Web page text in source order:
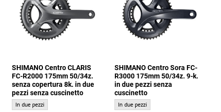
SHIMANO Centro CLARIS
FC-R2000 175mm 50/34z.
senza copertura 8k. in due
pezzi senza cuscinetto
SHIMANO Centro CLARIS FC-R2000 175mm 50/34z. senza copertura 8k. in due
In due pezzi
SHIMANO Centro Sora FC-
R3000 175mm 50/34z. 9-k.
in due pezzi senza
cuscinetto
SHIMANO Centro Sora FC-R3000
In due pezzi